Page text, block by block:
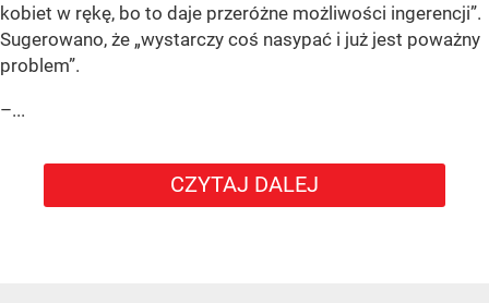
kobiet w rękę, bo to daje przeróżne możliwości ingerencji”.
Sugerowano, że „wystarczy coś nasypać i już jest poważny
problem”.
–...
CZYTAJ DALEJ